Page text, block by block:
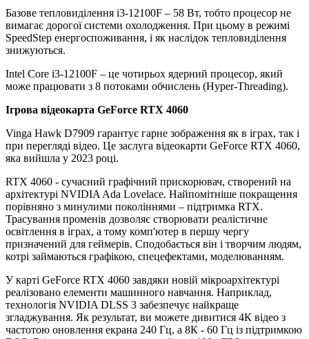
Базове тепловиділення i3-12100F – 58 Вт, тобто процесор не
вимагає дорогої системи охолодження. При цьому в режимі
SpeedStep енергоспоживання, і як наслідок тепловиділення
знижуються.
Intel Core i3-12100F – це чотирьох ядерний процесор, який
може працювати з 8 потоками обчислень (Hyper-Threading).
Ігрова відеокарта GeForce RTX 4060
Vinga Hawk D7909 гарантує гарне зображення як в іграх, так і
при перегляді відео. Це заслуга відеокарти GeForce RTX 4060,
яка вийшла у 2023 році.
RTX 4060 - сучасний графічний прискорювач, створений на
архітектурі NVIDIA Ada Lovelace. Найпомітніше покращення
порівняно з минулими поколіннями – підтримка RTX.
Трасування променів дозволяє створювати реалістичне
освітлення в іграх, а тому комп'ютер в першу чергу
призначений для геймерів. Сподобається він і творчим людям,
котрі займаються графікою, спецефектами, моделюванням.
У карті GeForce RTX 4060 завдяки новій мікроархітектурі
реалізовано елементи машинного навчання. Наприклад,
технологія NVIDIA DLSS 3 забезпечує найкраще
згладжування. Як результат, ви можете дивитися 4К відео з
частотою оновлення екрана 240 Гц, а 8К - 60 Гц із підтримкою